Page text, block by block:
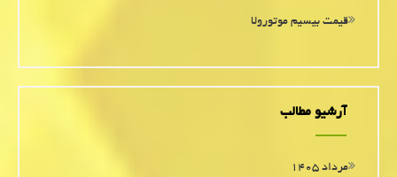
قیمت بیسیم موتورولا
آرشیو مطالب
مرداد ۱۴۰۵